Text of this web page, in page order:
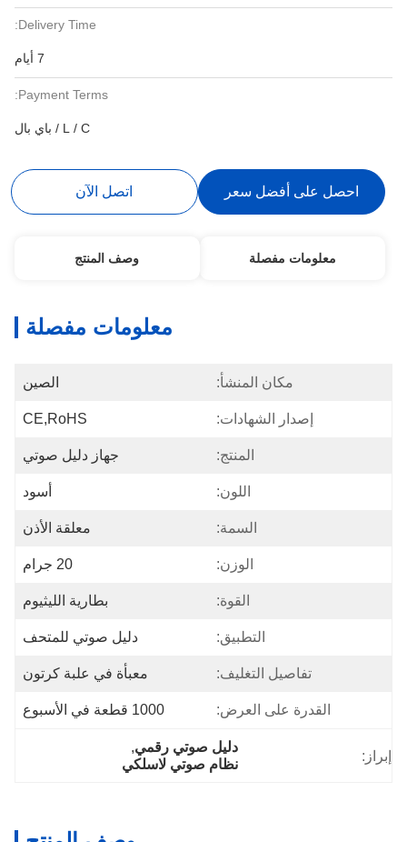
Delivery Time:
7 أيام
Payment Terms:
L / C / باي بال
احصل على أفضل سعر اتصل الآن
معلومات مفصلة وصف المنتج
معلومات مفصلة
مكان المنشأ: الصين
إصدار الشهادات: CE,RoHS
المنتج: جهاز دليل صوتي
اللون: أسود
السمة: معلقة الأذن
الوزن: 20 جرام
القوة: بطارية الليثيوم
التطبيق: دليل صوتي للمتحف
تفاصيل التغليف: معبأة في علبة كرتون
القدرة على العرض: 1000 قطعة في الأسبوع
إبراز:
دليل صوتي رقمي,
نظام صوتي لاسلكي